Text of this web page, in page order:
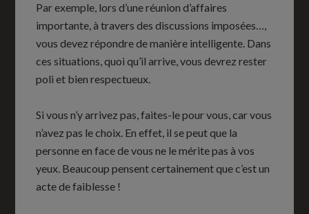
Par exemple, lors d’une réunion d’affaires
importante, à travers des discussions imposées…,
vous devez répondre de manière intelligente. Dans
ces situations, quoi qu’il arrive, vous devrez rester
poli et bien respectueux.
Si vous n’y arrivez pas, faites-le pour vous, car vous
n’avez pas le choix. En effet, il se peut que la
personne en face de vous ne le mérite pas à vos
yeux. Beaucoup pensent certainement que c’est un
acte de faiblesse !